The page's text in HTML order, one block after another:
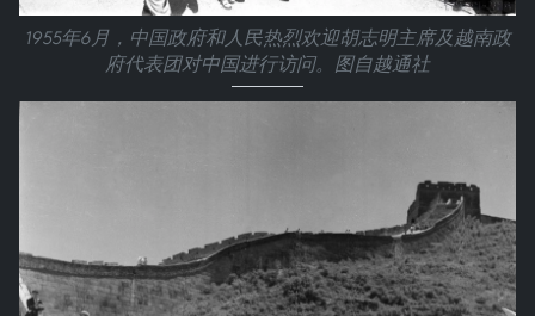
1955年6月，中国政府和人民热烈欢迎胡志明主席及越南政
府代表团对中国进行访问。图自越通社